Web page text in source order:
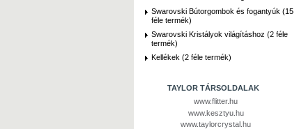
Swarovski Bútorgombok és fogantyúk (15
féle termék)
Swarovski Kristályok világításhoz (2 féle
termék)
Kellékek (2 féle termék)
TAYLOR TÁRSOLDALAK
www.flitter.hu
www.kesztyu.hu
www.taylorcrystal.hu